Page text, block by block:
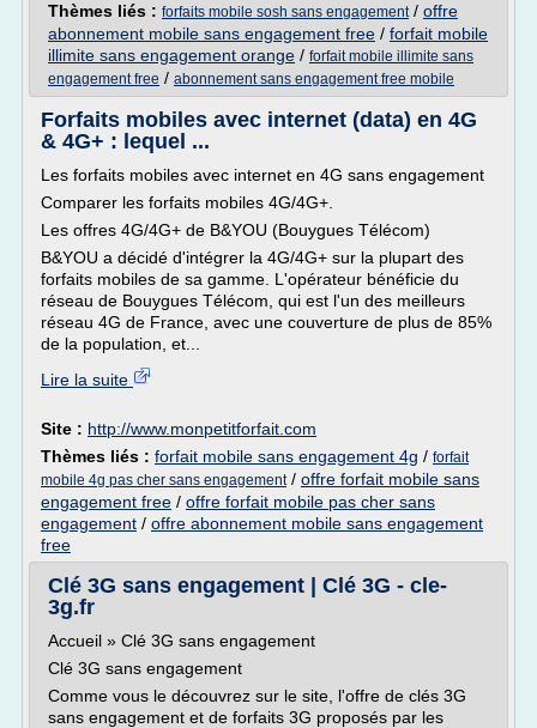
Thèmes liés : forfaits mobile sosh sans engagement/ offre
abonnement mobile sans engagement free / forfait mobile
illimite sans engagement orange / forfait mobile illimite sans
engagement free / abonnement sans engagement free mobile
Forfaits mobiles avec internet (data) en 4G
& 4G+ : lequel ...
Les forfaits mobiles avec internet en 4G sans engagement
Comparer les forfaits mobiles 4G/4G+.
Les offres 4G/4G+ de B&YOU (Bouygues Télécom)
B&YOU a décidé d'intégrer la 4G/4G+ sur la plupart des
forfaits mobiles de sa gamme. L'opérateur bénéficie du
réseau de Bouygues Télécom, qui est l'un des meilleurs
réseau 4G de France, avec une couverture de plus de 85%
de la population, et...
Lire la suite
Site : http://www.monpetitforfait.com
Thèmes liés : forfait mobile sans engagement 4g / forfait
mobile 4g pas cher sans engagement/ offre forfait mobile sans
engagement free / offre forfait mobile pas cher sans
engagement / offre abonnement mobile sans engagement
free
Clé 3G sans engagement | Clé 3G - cle-
3g.fr
Accueil » Clé 3G sans engagement
Clé 3G sans engagement
Comme vous le découvrez sur le site, l'offre de clés 3G
sans engagement et de forfaits 3G proposés par les